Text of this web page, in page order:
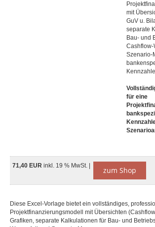
mit
GuV u.
separate
Bau- und
Cashflow-
Szenario-
für eine
71,40 EUR inkl. 19 % MwSt. | zum Shop
Diese Excel-Vorlage bietet ein vollständiges,
Projektfinanzierungsmodell mit Übersichten
Grafiken, separate Kalkulationen für Bau- und